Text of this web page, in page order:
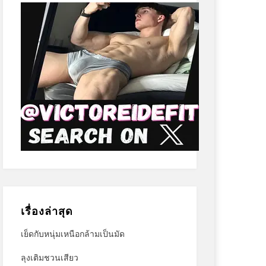
เรื่องล่าสุด
เย็ดกับหนุ่มเหนือกล้ามเป็นมัด
ลุงเติมชวนเสียว